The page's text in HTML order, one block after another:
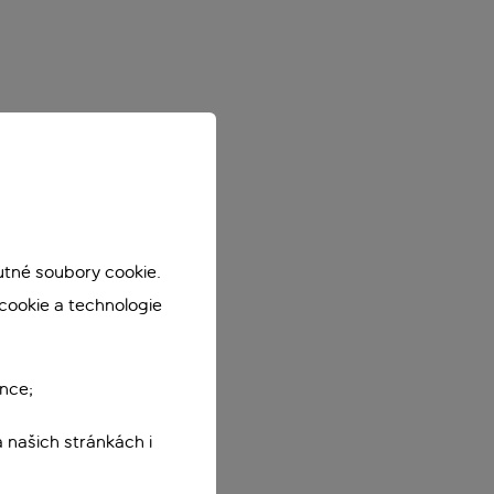
soubory cookie.
a technologie
našich stránkách i